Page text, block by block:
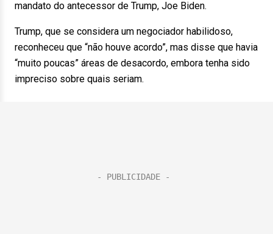
mandato do antecessor de Trump, Joe Biden.
Trump, que se considera um negociador habilidoso,
reconheceu que “não houve acordo”, mas disse que havia
“muito poucas” áreas de desacordo, embora tenha sido
impreciso sobre quais seriam.